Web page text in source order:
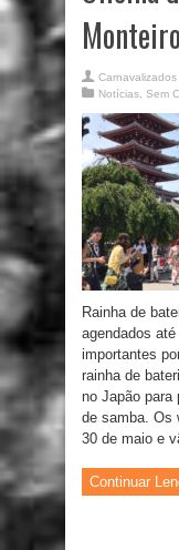
Carnavalizados
Notícias Sem
Rainha de
agendados
importantes
rainha de
no Japão para
de samba. Os
30 de maio e
Continuar